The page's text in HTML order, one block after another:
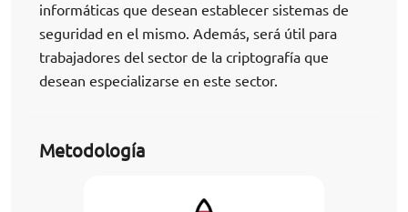
informáticas que desean establecer sistemas de
seguridad en el mismo. Además, será útil para
trabajadores del sector de la criptografía que
desean especializarse en este sector.
Metodología